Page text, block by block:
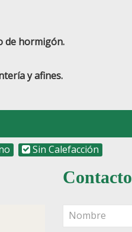
de hormigón.
y afines.
Sin Calefacción
Contacto